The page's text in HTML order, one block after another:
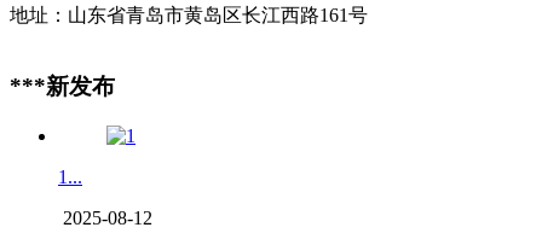
地址：山东省青岛市黄岛区长江西路161号
***新发布
1...
2025-08-12